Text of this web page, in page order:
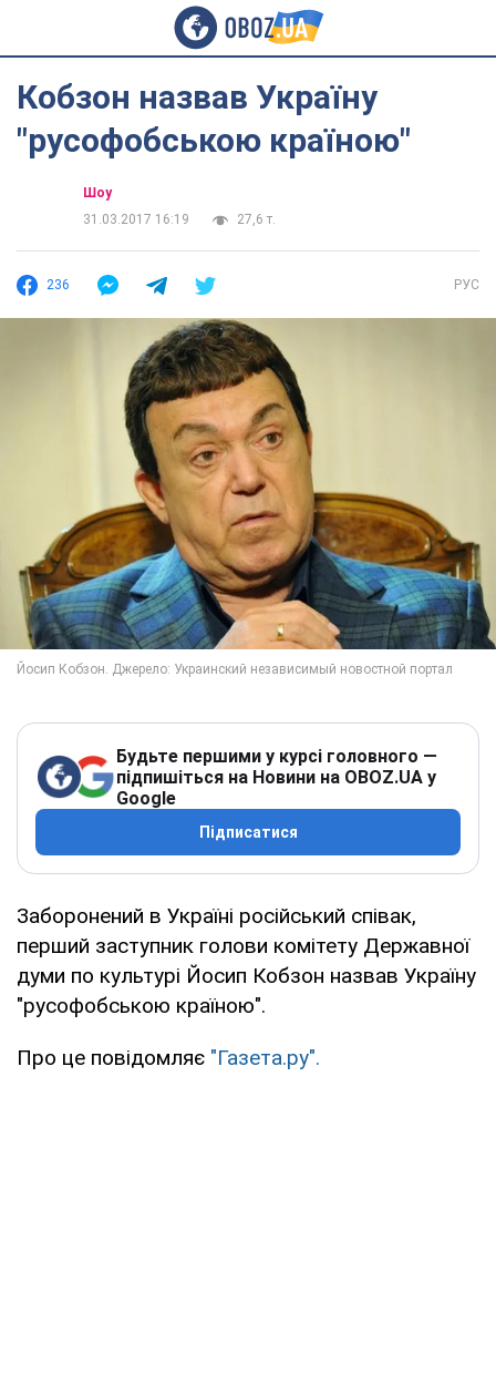
Кобзон назвав Україну
"русофобською країною"
Шоу
31.03.2017 16:19
27,6 т.
236 РУС
Будьте першими у курсі головного —
підпишіться на Новини на OBOZ.UA у
Google
Підписатися
Заборонений в Україні російський співак,
перший заступник голови комітету Державної
думи по культурі Йосип Кобзон назвав Україну
"русофобською країною".
Про це повідомляє "Газета.ру".